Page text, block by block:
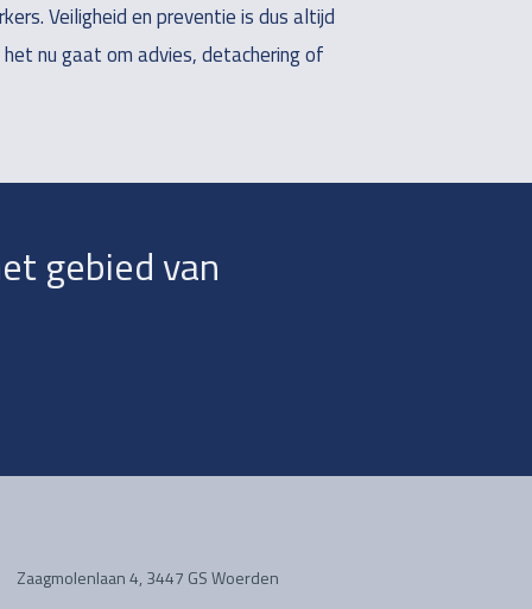
Veiligheid en preventie is dus altijd
nu gaat om advies, detachering of
gebied van
Zaagmolenlaan 4, 3447 GS Woerden